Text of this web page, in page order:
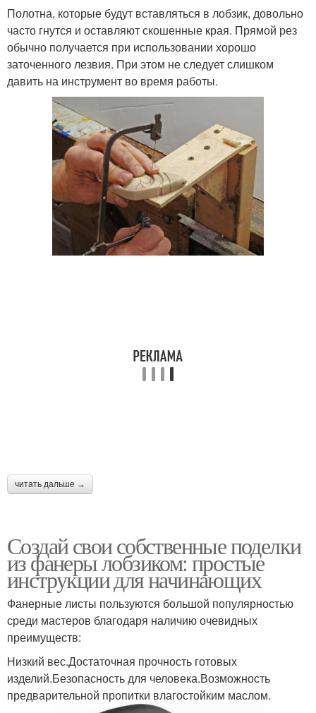
Полотна, которые будут вставляться в лобзик, довольно
часто гнутся и оставляют скошенные края. Прямой рез
обычно получается при использовании хорошо
заточенного лезвия. При этом не следует слишком
давить на инструмент во время работы.
читать дальше →
Создай свои собственные поделки
из фанеры лобзиком: простые
инструкции для начинающих
Фанерные листы пользуются большой популярностью
среди мастеров благодаря наличию очевидных
преимуществ:
Низкий вес.Достаточная прочность готовых
изделий.Безопасность для человека.Возможность
предварительной пропитки влагостойким маслом.